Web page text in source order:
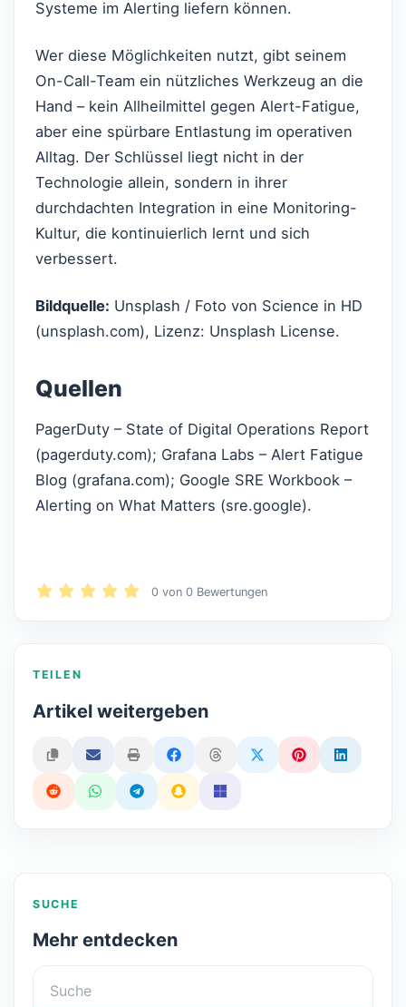
Systeme im Alerting liefern können.
Wer diese Möglichkeiten nutzt, gibt seinem
On-Call-Team ein nützliches Werkzeug an die
Hand – kein Allheilmittel gegen Alert-Fatigue,
aber eine spürbare Entlastung im operativen
Alltag. Der Schlüssel liegt nicht in der
Technologie allein, sondern in ihrer
durchdachten Integration in eine Monitoring-
Kultur, die kontinuierlich lernt und sich
verbessert.
Bildquelle: Unsplash / Foto von Science in HD
(unsplash.com), Lizenz: Unsplash License.
Quellen
PagerDuty – State of Digital Operations Report
(pagerduty.com); Grafana Labs – Alert Fatigue
Blog (grafana.com); Google SRE Workbook –
Alerting on What Matters (sre.google).
0 von0 Bewertungen
TEILEN
Artikel weitergeben
SUCHE
Mehr entdecken